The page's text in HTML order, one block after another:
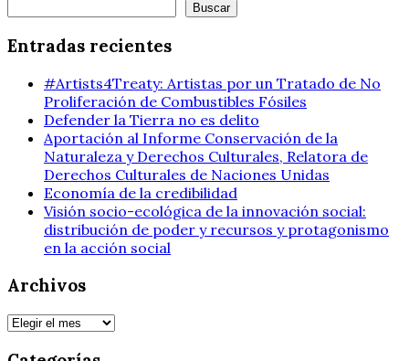
Buscar
Entradas recientes
#Artists4Treaty: Artistas por un Tratado de No
Proliferación de Combustibles Fósiles
Defender la Tierra no es delito
Aportación al Informe Conservación de la
Naturaleza y Derechos Culturales, Relatora de
Derechos Culturales de Naciones Unidas
Economía de la credibilidad
Visión socio-ecológica de la innovación social:
distribución de poder y recursos y protagonismo
en la acción social
Archivos
Archivos